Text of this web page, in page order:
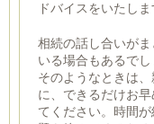
ドバイスをいたしま
相続の話し合いが
いる場合もあるでし
そのようなときは
に、できるだけお
てください。時間